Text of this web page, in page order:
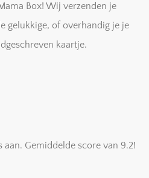
Box! Wij verzenden je
gelukkige, of overhandig je je
kaartje.
Gemiddelde score van 9.2!